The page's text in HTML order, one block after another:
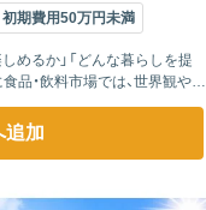
初期費用50万円未満
めるか」「どんな暮らしを提
品・飲料市場では、世界観や体
。 このブランドでは、...
追加